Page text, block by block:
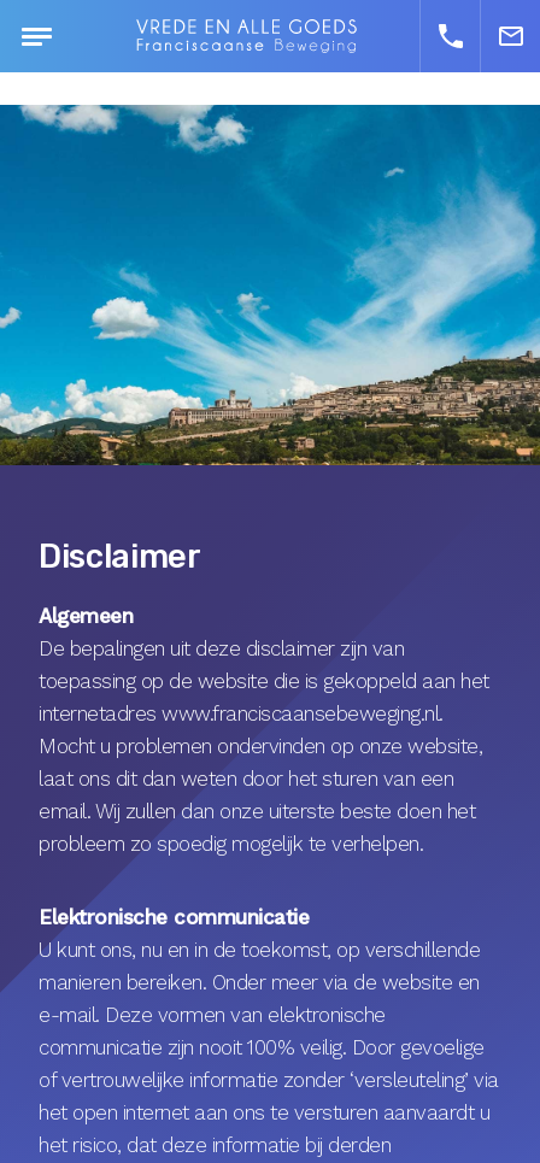
Disclaimer
Algemeen
De bepalingen uit deze disclaimer zijn van
toepassing op de website die is gekoppeld aan het
internetadres www.franciscaansebeweging.nl.
Mocht u problemen ondervinden op onze website,
laat ons dit dan weten door het sturen van een
email. Wij zullen dan onze uiterste beste doen het
probleem zo spoedig mogelijk te verhelpen.
Elektronische communicatie
U kunt ons, nu en in de toekomst, op verschillende
manieren bereiken. Onder meer via de website en
e-mail. Deze vormen van elektronische
communicatie zijn nooit 100% veilig. Door gevoelige
of vertrouwelijke informatie zonder ‘versleuteling’ via
het open internet aan ons te versturen aanvaardt u
het risico, dat deze informatie bij derden